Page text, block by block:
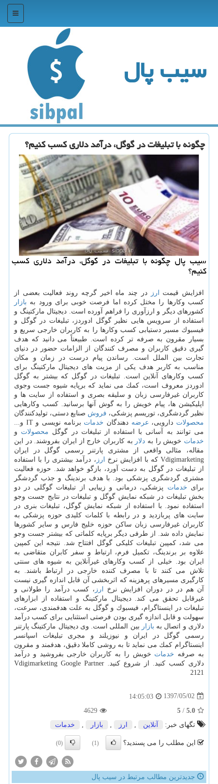
منو
سیب پال
چگونه با تبلیغات در گوگل، درآمد دلاری كسب كنیم؟
سیب پال چگونه با تبلیغات در گوگل، درآمد دلاری كسب
كنیم؟
افزایش قیمت ارز
در چند ماه اخیر گرچه روند فعالیت بعضی از
كسب وكارها را مختل كرده اما فرصت خوبی برای ورود به بازار
كشورهای دیگر و ارزآوری را فراهم آورده است. دیجیتال ماركتینگ و
استفاده از سرویس هایی نظیر گوگل ادوردز، تبلیغات در گوگل و
فیسبوك مسیر دستیابی كسب وكارها را به كاربران خارجی سریع و
بسیار مقرون به صرفه تر كرده است. طبیعتاً می دانید كه هدف
گیری دقیق كاربران و مصرف كنندگان از الزامات حضور در دنیای
تجارت بین الملل است. رساندن پیام درست در زمان و مكان
مناسب به كاربر هدف یكی از مزیت های دیجیتال ماركتینگ برای
كسب وكارهای آنلاین است. تبلیغات در گوگل كه بیشتر به گوگل
ادوردز معروف است، كمك می نماید كه برپایه شیوه جست وجوی
كاربران غیرفارسی زبان و سلیقه بصری و استفاده از سایت ها و
اپلیكیشن ها، پیام خویش را به گوش آنها برسانید. كسب وكارهایی
نظیر گردشگری، توریسم پزشكی، فروش صنایع دستی، تولیدكنندگان
محصولات دارویی، عرضه دهندگان خدمات
برنامه نویسی و IT و...
می توانند به آسانی با استفاده از تبلیغات در گوگل محصولات و
خدمات خویش را به دلار به كاربران خارج از ایران بفروشند. در این
مقاله، مثالی واقعی از مشتری پارتنر رسمی گوگل در ایران
Vdigimarketing كه با افزایش نرخ
ارز ، درآمد بیشتری را با استفاده
از تبلیغات در گوگل به دست آورد، بازگو خواهد شد. حوزه فعالیت
مشتری گردشگری پزشكی بود. با هدف برندینگ و جذب گردشگر
برای خدمات پزشكی، درمانی و زیبایی از تبلیغات گوگلی در دو
بخش تبلیغات در شبكه نمایش گوگل و تبلیغات در نتایج جست وجو
استفاده نمود. با استفاده از شبكه نمایش گوگل، تبلیغات بنری در
سایت های پربازدید و در رابطه با كلمات كلیدی حوزه پزشكی به
كاربران غیرفارسی زبان ساكن حوزه خلیج فارس و سایر كشورها
نمایش داده شد. از طرفی دیگر برپایه كلماتی كه بیشتر جست وجو
می شد، كمپین تبلیغات كلیكی گوگل افتتاح شد. نتیجه این كمپین
علاوه بر برندینگ، تكمیل فرم، ارتباط و سفر كابران متقاضی به
ایران بود. خیلی از كسب وكارهای غیرآنلاین به شیوه های سنتی
تلاش می كنند تا با مصرف كننده خارجی در ارتباط باشند. به
كارگیری مسیرهای پرهزینه كه اثربخشی آن قابل اندازه گیری نیست
آن هم در در دوران افزایش نرخ
ارز ، كسب درآمد را طولانی و
غیرقابل تحقق می كند. دیجیتال ماركتینگ و استفاده از ابزارهای
تبلیغات در اینستاگرام، فیسبوك و گوگل به علت هدفمندی، سرعت،
سهولت و قابل اندازه گیری بودن فرصتی استثنایی برای كسب درآمد
دلاری و اتصال به بازار بین المللی است. وی دیجیتال ماركتینگ پارتنر
رسمی گوگل در ایران و نیوزیلند و مجری تبلیغات اسپانسر
اینستاگرام كمك می نماید تا به روشی كاملا دقیق، هدفمند و مقرون
به صرفه خدمات خویش را به كاربران خارجی بفروشید و درآمد
دلاری كسب كنید. از شروع كنید. Vdigimarketing Google Partner
2121
1397/05/02
14:05:03
5.0
/
5
4629
تگهای خبر:
آنلاین , ارز , بازار , خدمات
این مطلب را می پسندید؟ (1)
(0)
جدیدترین مطالب مرتبط در سیب پال